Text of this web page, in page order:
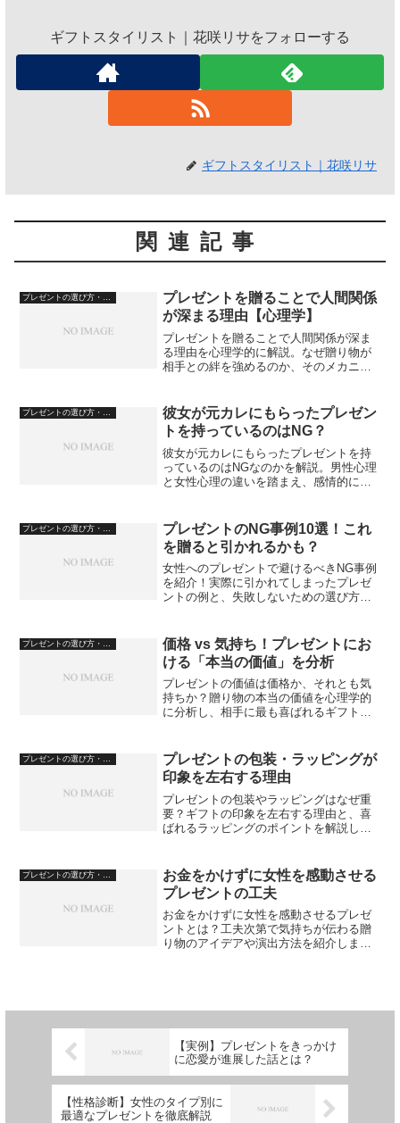
ギフトスタイリスト｜花咲リサをフォローする
ギフトスタイリスト｜花咲リサ
関連記事
プレゼントの選び方・心理
プレゼントを贈ることで人間関係
が深まる理由【心理学】
プレゼントを贈ることで人間関係が深ま
る理由を心理学的に解説。なぜ贈り物が
相手との絆を強めるのか、そのメカニズ
プレゼントの選び方・心理
彼女が元カレにもらったプレゼン
トを持っているのはNG？
彼女が元カレにもらったプレゼントを持
っているのはNGなのかを解説。男性心理
と女性心理の違いを踏まえ、感情的にな
プレゼントのNG事例10選！これ
を贈ると引かれるかも？
女性へのプレゼントで避けるべきNG事例
を紹介！実際に引かれてしまったプレゼ
ントの例と、失敗しないための選び方を
プレゼントの選び方・心理
価格 vs 気持ち！プレゼントにお
ける「本当の価値」を分析
プレゼントの価値は価格か、それとも気
持ちか？贈り物の本当の価値を心理学的
に分析し、相手に最も喜ばれるギフトの
プレゼントの選び方・心理
プレゼントの包装・ラッピングが
印象を左右する理由
プレゼントの包装やラッピングはなぜ重
要？ギフトの印象を左右する理由と、喜
ばれるラッピングのポイントを解説しま
お金をかけずに女性を感動させる
プレゼントの工夫
お金をかけずに女性を感動させるプレゼ
ントとは？工夫次第で気持ちが伝わる贈
り物のアイデアや演出方法を紹介しま
【実例】プレゼントをきっかけ
に恋愛が進展した話とは？
【性格診断】女性のタイプ別に
最適なプレゼントを徹底解説